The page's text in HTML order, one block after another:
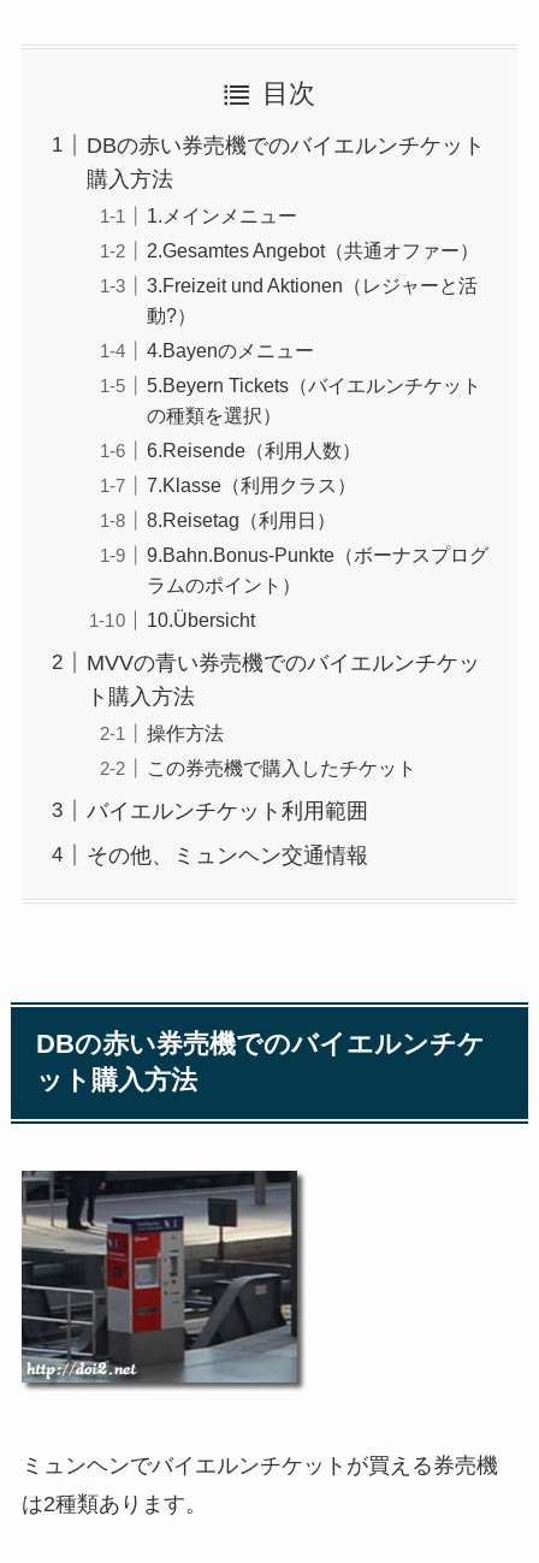
目次
DBの赤い券売機でのバイエルンチケット
購入方法
1.メインメニュー
2.Gesamtes Angebot（共通オファー）
3.Freizeit und Aktionen（レジャーと活
動?）
4.Bayenのメニュー
5.Beyern Tickets（バイエルンチケット
の種類を選択）
6.Reisende（利用人数）
7.Klasse（利用クラス）
8.Reisetag（利用日）
9.Bahn.Bonus-Punkte（ボーナスプログ
ラムのポイント）
10.Übersicht
MVVの青い券売機でのバイエルンチケッ
ト購入方法
操作方法
この券売機で購入したチケット
バイエルンチケット利用範囲
その他、ミュンヘン交通情報
DBの赤い券売機でのバイエルンチケ
ット購入方法
ミュンヘンでバイエルンチケットが買える券売機
は2種類あります。